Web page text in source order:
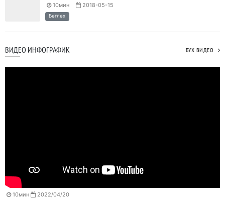
10мин 2018-05-15
Бөглөх
ВИДЕО ИНФОГРАФИК БҮХ ВИДЕО
10мин 2022/04/20